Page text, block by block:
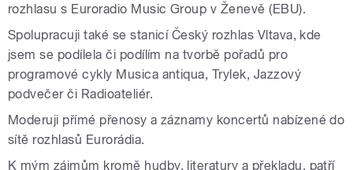
rozhlasu s Euroradio Music Group v Ženevě (EBU).
Spolupracuji také se stanicí Český rozhlas Vltava, kde
jsem se podílela či podílím na tvorbě pořadů pro
programové cykly Musica antiqua, Trylek, Jazzový
podvečer či Radioateliér.
Moderuji přímé přenosy a záznamy koncertů nabízené do
sítě rozhlasů Eurorádia.
K mým zájmům kromě hudby, literatury a překladu, patří